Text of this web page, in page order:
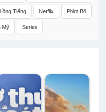
Lồng Tiếng Netflix Phim Bộ
Mỹ Series